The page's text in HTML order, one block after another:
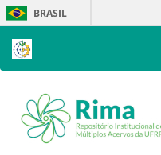
Skip
navigation
BRASIL